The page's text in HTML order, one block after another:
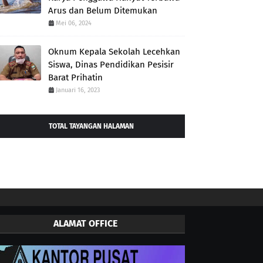
Arus dan Belum Ditemukan
Mei 06, 2024
Oknum Kepala Sekolah Lecehkan
Siswa, Dinas Pendidikan Pesisir
Barat Prihatin
Januari 16, 2023
TOTAL TAYANGAN HALAMAN
ALAMAT OFFICE